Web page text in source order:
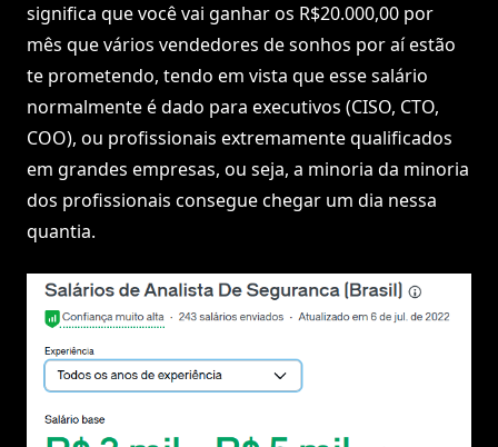
significa que você vai ganhar os R$20.000,00 por
mês que vários vendedores de sonhos por aí estão
te prometendo, tendo em vista que esse salário
normalmente é dado para executivos (CISO, CTO,
COO), ou profissionais extremamente qualificados
em grandes empresas, ou seja, a minoria da minoria
dos profissionais consegue chegar um dia nessa
quantia.